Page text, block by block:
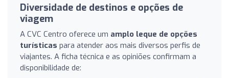
Diversidade de destinos e opções de
viagem
A CVC Centro oferece um amplo leque de opções
turísticas para atender aos mais diversos perfis de
viajantes. A ficha técnica e as opiniões confirmam a
disponibilidade de: